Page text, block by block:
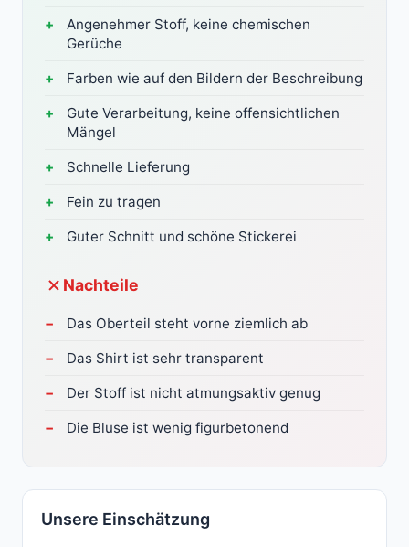
Angenehmer Stoff, keine chemischen
Gerüche
Farben wie auf den Bildern der Beschreibung
Gute Verarbeitung, keine offensichtlichen
Mängel
Schnelle Lieferung
Fein zu tragen
Guter Schnitt und schöne Stickerei
Nachteile
Das Oberteil steht vorne ziemlich ab
Das Shirt ist sehr transparent
Der Stoff ist nicht atmungsaktiv genug
Die Bluse ist wenig figurbetonend
Unsere Einschätzung